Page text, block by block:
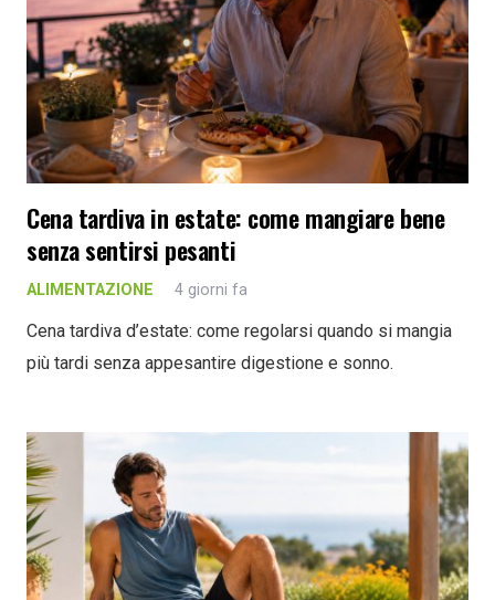
Cena tardiva in estate: come mangiare bene
senza sentirsi pesanti
ALIMENTAZIONE 4 giorni fa
Cena tardiva d’estate: come regolarsi quando si mangia
più tardi senza appesantire digestione e sonno.